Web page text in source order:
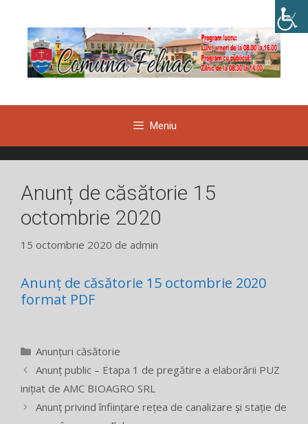
conținut
Meniu
Anunț de căsătorie 15
octombrie 2020
15 octombrie 2020 de admin
Anunț de căsătorie 15 octombrie 2020
format PDF
Categorii
Anunțuri căsătorie
Anunț public – Etapa 1 de pregătire a elaborării PUZ
inițiat de AMC BIOAGRO SRL
Anunț privind înființare rețea de canalizare și stație de